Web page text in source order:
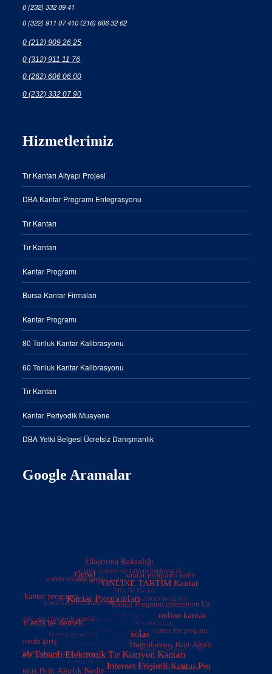
0 (232) 332 09 41
0 (322) 911 07 410 (216) 606 32 62
0 (212) 909 26 25
0 (312) 911 11 76
0 (262) 606 06 00
0 (232) 332 07 90
Hizmetlerimiz
Tır Kantarı Altyapı Projesi
DBA Kantar Programı Entegrasyonu
Tır Kantarı
Tır Kantarı
Kantar Programı
Bursa Kantar Firmaları
Kantar Programı
80 Tonluk Kantar Kalibrasyonu
60 Tonluk Kantar Kalibrasyonu
Tır Kantarı
Kantar Periyodik Muayene
DBA Yetki Belgesi Ücretsiz Danışmanlık
Google Aramalar